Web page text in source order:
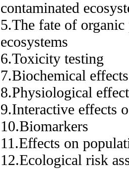
contaminated
5.The fate of
ecosystems
6.Toxicity testing
7.Biochemical
8.Physiological
9.Interactive effects
10.Biomarkers
11.Effects on
12.Ecological risk